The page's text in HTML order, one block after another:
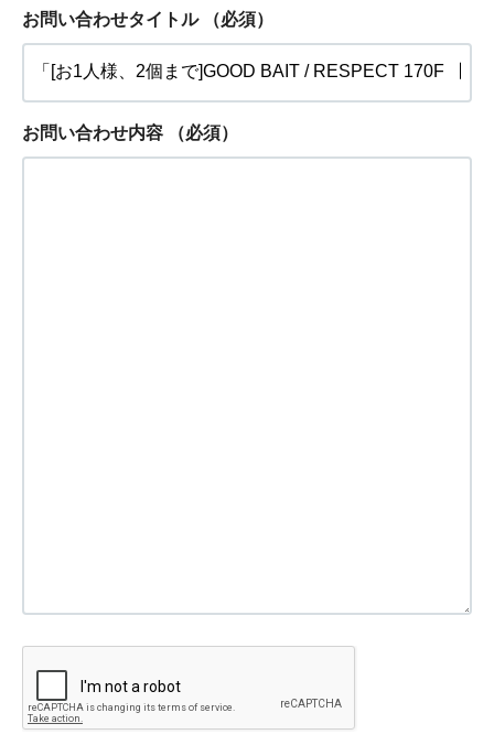
お問い合わせタイトル （必須）
お問い合わせ内容 （必須）